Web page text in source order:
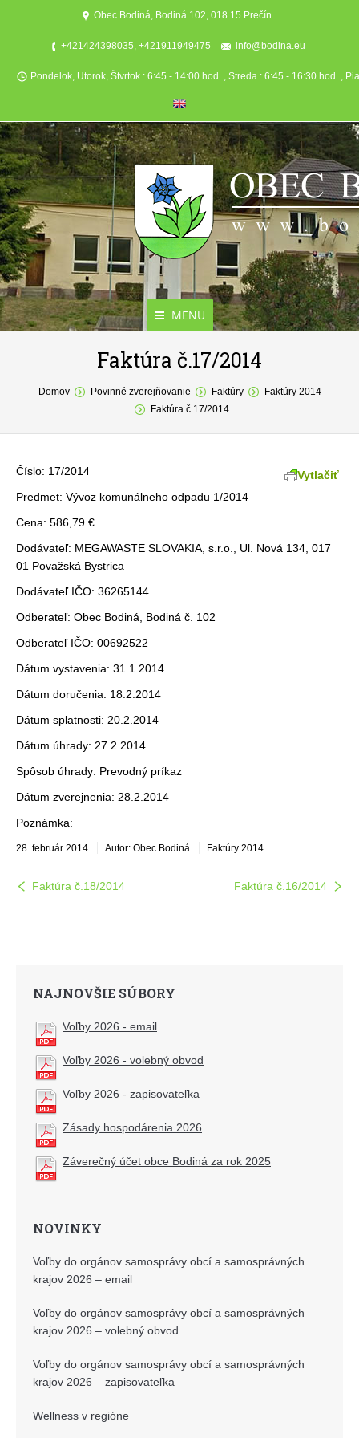
Obec Bodiná, Bodiná 102, 018 15 Prečín
+421424398035, +421911949475 info@bodina.eu
Pondelok, Utorok, Štvrtok : 6:45 - 14:00 hod. , Streda : 6:45 - 16:30 hod. ,
MENU
Aktuality
O obci
Formuláre
Fotogaléria
Kontakt
Faktúra č.17/2014
You are here:
Domov Povinné zverejňovanie Faktúry
Faktúry 2014
Faktúra č.17/2014
Vytlačiť
Číslo: 17/2014
Predmet: Vývoz komunálneho odpadu 1/2014
Cena: 586,79 €
Dodávateľ: MEGAWASTE SLOVAKIA, s.r.o., Ul. Nová 134, 017
01 Považská Bystrica
Dodávateľ IČO: 36265144
Odberateľ: Obec Bodiná, Bodiná č. 102
Odberateľ IČO: 00692522
Dátum vystavenia: 31.1.2014
Dátum doručenia: 18.2.2014
Dátum splatnosti: 20.2.2014
Dátum úhrady: 27.2.2014
Spôsob úhrady: Prevodný príkaz
Dátum zverejnenia: 28.2.2014
Poznámka:
28. február 2014 Autor: Obec Bodiná Faktúry 2014
Faktúra č.18/2014 Faktúra č.16/2014
NAJNOVŠIE SÚBORY
Voľby 2026 - email
Voľby 2026 - volebný obvod
Voľby 2026 - zapisovateľka
Zásady hospodárenia 2026
Záverečný účet obce Bodiná za rok 2025
NOVINKY
Voľby do orgánov samosprávy obcí a samosprávných
krajov 2026 – email
Voľby do orgánov samosprávy obcí a samosprávných
krajov 2026 – volebný obvod
Voľby do orgánov samosprávy obcí a samosprávných
krajov 2026 – zapisovateľka
Wellness v regióne